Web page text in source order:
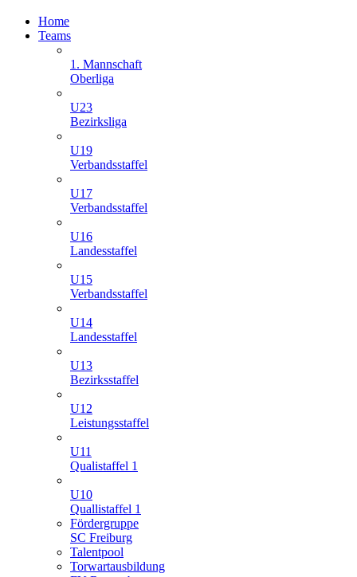
Home
Teams
1. Mannschaft
Oberliga
U23
Bezirksliga
U19
Verbandsstaffel
U17
Verbandsstaffel
U16
Landesstaffel
U15
Verbandsstaffel
U14
Landesstaffel
U13
Bezirksstaffel
U12
Leistungsstaffel
U11
Qualistaffel 1
U10
Quallistaffel 1
Fördergruppe
SC Freiburg
Talentpool
Torwartausbildung